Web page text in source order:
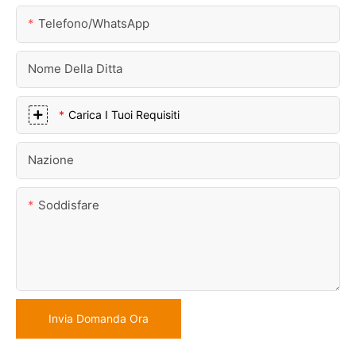
Telefono/WhatsApp
Nome Della Ditta
Carica I Tuoi Requisiti
Nazione
Soddisfare
Invia Domanda Ora